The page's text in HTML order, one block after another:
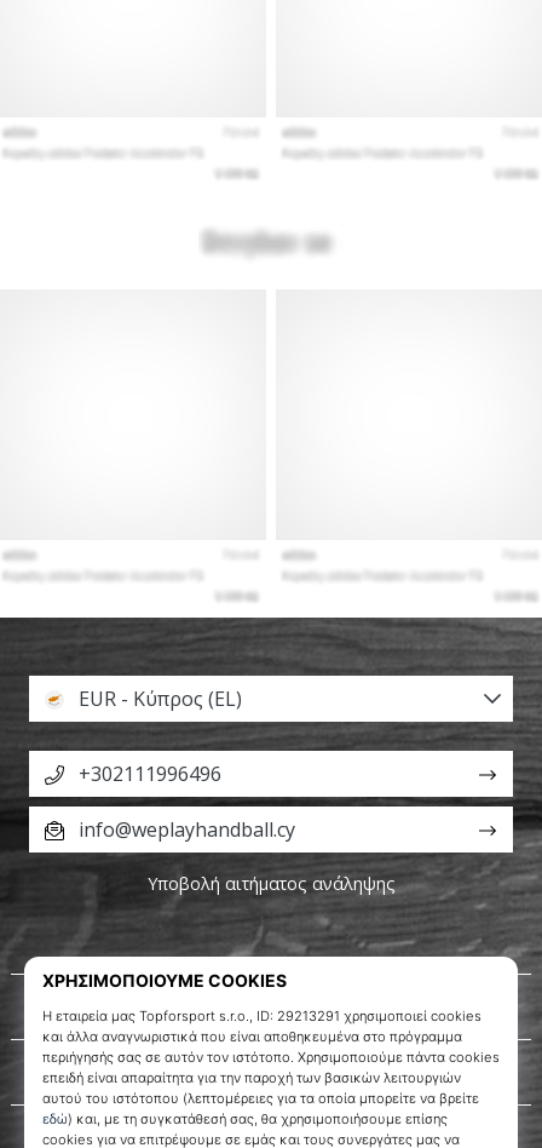
Σχετικά μ' εμάς
Εξυπηρέτηση πελατών
EUR - Κύπρος (EL)
+302111996496
info@weplayhandball.cy
Υποβολή αιτήματος ανάληψης